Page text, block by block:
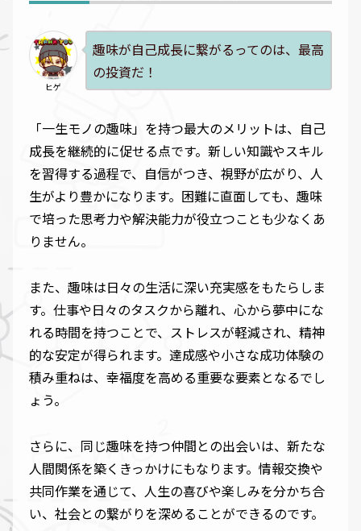
ヒゲ
趣味が自己成長に繋がるってのは、最高
の投資だ！
「一生モノの趣味」を持つ最大のメリットは、自己
成長を継続的に促せる点です。新しい知識やスキル
を習得する過程で、自信がつき、視野が広がり、人
生がより豊かになります。困難に直面しても、趣味
で培った思考力や解決能力が役立つことも少なくあ
りません。
また、趣味は日々の生活に深い充実感をもたらしま
す。仕事や日々のタスクから離れ、心から夢中にな
れる時間を持つことで、ストレスが軽減され、精神
的な安定が得られます。達成感や小さな成功体験の
積み重ねは、幸福度を高める重要な要素となるでし
ょう。
さらに、同じ趣味を持つ仲間との出会いは、新たな
人間関係を築くきっかけにもなります。情報交換や
共同作業を通じて、人生の喜びや楽しみを分かち合
い、社会との繋がりを深めることができるのです。